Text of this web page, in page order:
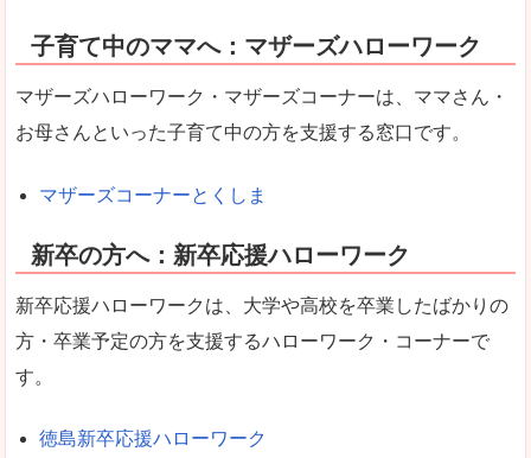
子育て中のママへ：マザーズハローワーク
マザーズハローワーク・マザーズコーナーは、ママさん・
お母さんといった子育て中の方を支援する窓口です。
マザーズコーナーとくしま
新卒の方へ：新卒応援ハローワーク
新卒応援ハローワークは、大学や高校を卒業したばかりの
方・卒業予定の方を支援するハローワーク・コーナーで
す。
徳島新卒応援ハローワーク